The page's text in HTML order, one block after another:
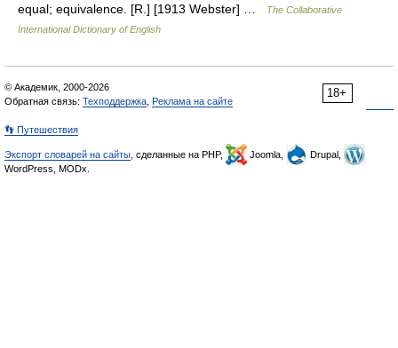
equal; equivalence. [R.] [1913 Webster] …
The Collaborative
International Dictionary of English
18+
© Академик, 2000-2026
Обратная связь: Техподдержка Реклама на сайте
👣 Путешествия
Экспорт словарей на сайты , сделанные на PHP, Joomla,
Drupal,
WordPress, MODx.